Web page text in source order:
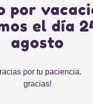
por
el día
agosto
por tu paciencia.
gracias!